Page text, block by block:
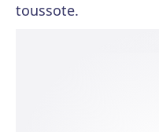
toussote.